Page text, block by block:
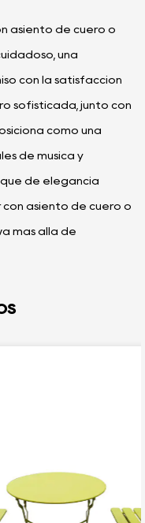
asiento de cuero o
una
con la satisfacción
sofisticada, junto con
como una
de música y
de elegancia
asiento de cuero o
más allá de